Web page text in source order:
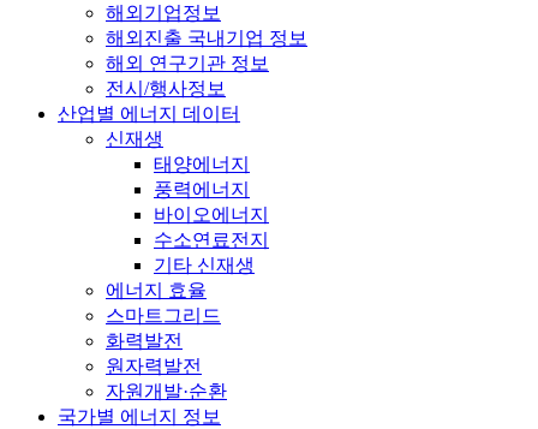
해외기업정보
해외진출 국내기업 정보
해외 연구기관 정보
전시/행사정보
산업별 에너지 데이터
신재생
태양에너지
풍력에너지
바이오에너지
수소연료전지
기타 신재생
에너지 효율
스마트그리드
화력발전
원자력발전
자원개발·순환
국가별 에너지 정보